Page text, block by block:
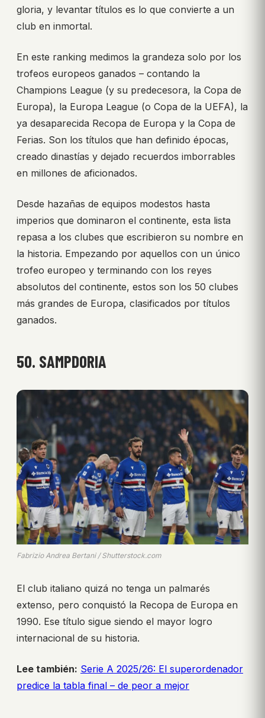
gloria, y levantar títulos es lo que convierte a un
club en inmortal.
En este ranking medimos la grandeza solo por los
trofeos europeos ganados – contando la
Champions League (y su predecesora, la Copa de
Europa), la Europa League (o Copa de la UEFA), la
ya desaparecida Recopa de Europa y la Copa de
Ferias. Son los títulos que han definido épocas,
creado dinastías y dejado recuerdos imborrables
en millones de aficionados.
Desde hazañas de equipos modestos hasta
imperios que dominaron el continente, esta lista
repasa a los clubes que escribieron su nombre en
la historia. Empezando por aquellos con un único
trofeo europeo y terminando con los reyes
absolutos del continente, estos son los 50 clubes
más grandes de Europa, clasificados por títulos
ganados.
50. SAMPDORIA
Fabrizio Andrea Bertani / Shutterstock.com
El club italiano quizá no tenga un palmarés
extenso, pero conquistó la Recopa de Europa en
1990. Ese título sigue siendo el mayor logro
internacional de su historia.
Lee también: Serie A 2025/26: El superordenador
predice la tabla final – de peor a mejor